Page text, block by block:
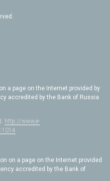
a page on the Internet provided by
accredited by the Bank of Russia
http://www.e-
on a page on the Internet provided
accredited by the Bank of